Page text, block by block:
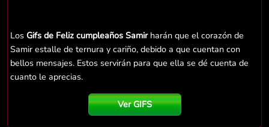
Los Gifs de Feliz cumpleaños Samirharán que el corazón de
Samir estalle de ternura y cariño, debido a que cuentan con
bellos mensajes. Estos servirán para que ella se dé cuenta de
cuanto le aprecias.
Ver GIFS